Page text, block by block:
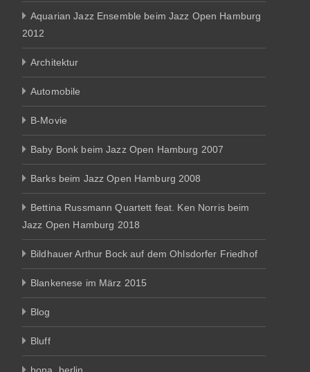
Aquarian Jazz Ensemble beim Jazz Open Hamburg
2012
Architektur
Automobile
B-Movie
Baby Bonk beim Jazz Open Hamburg 2007
Barks beim Jazz Open Hamburg 2008
Bettina Russmann Quartett feat. Ken Norris beim
Jazz Open Hamburg 2018
Bildhauer Arthur Bock auf dem Ohlsdorfer Friedhof
Blankenese im März 2015
Blog
Bluff